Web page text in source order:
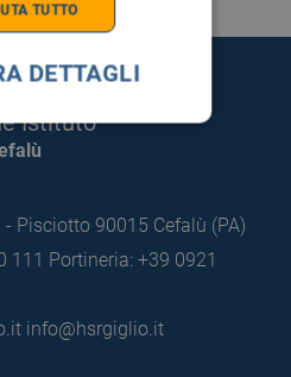
Istituto
Pisciotto 90015 Cefalù (PA)
111 Portineria: +39 0921
info@hsrgiglio.it
TUTTO
DETTAGLI